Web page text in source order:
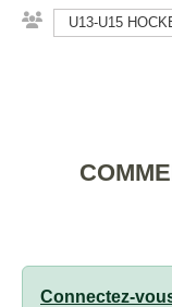
U13-U15
Connectez-